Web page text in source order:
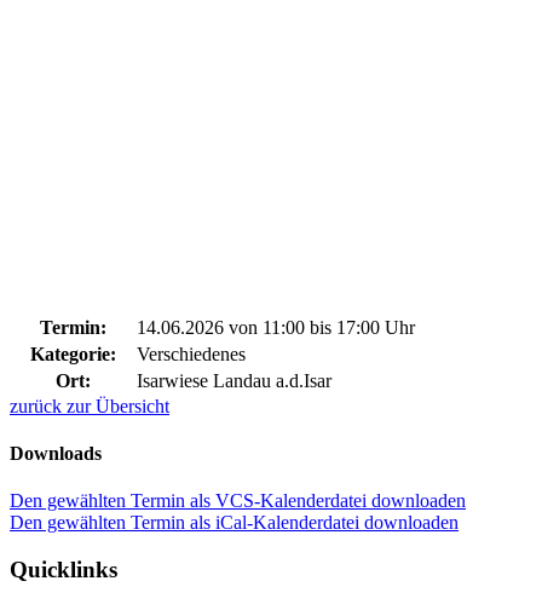
Termin: 14.06.2026 von 11:00 bis 17:00 Uhr
Kategorie:
Verschiedenes
Ort:
Isarwiese Landau a.d.Isar
zurück zur Übersicht
Downloads
Den gewählten Termin als VCS-Kalenderdatei downloaden
Den gewählten Termin als iCal-Kalenderdatei downloaden
Quicklinks